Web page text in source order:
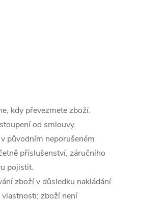
kdy převezmete zboží.
od smlouvy.
původním neporušeném
příslušenství, záručního
pojistit.
zboží v důsledku nakládání
zboží není